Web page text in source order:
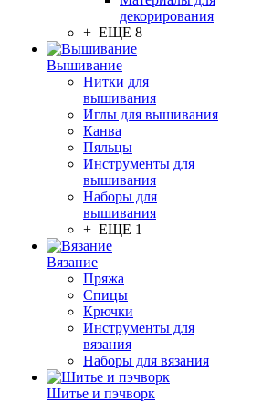
декорирования
+ ЕЩЕ 8
Вышивание
Нитки для
вышивания
Иглы для вышивания
Канва
Пяльцы
Инструменты для
вышивания
Наборы для
вышивания
+ ЕЩЕ 1
Вязание
Пряжа
Спицы
Крючки
Инструменты для
вязания
Наборы для вязания
Шитье и пэчворк